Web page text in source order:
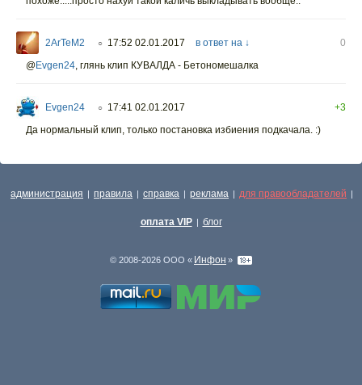
2ArTeM2 ○ 17:52 02.01.2017 в ответ на ↓
0
@Evgen24 глянь клип КУВАЛДА - Бетономешалка
Evgen24 ○ 17:41 02.01.2017
+3
Да нормальный клип, только постановка избиения подкачала. :)
администрация | правила | справка | реклама | для правообладателей |
оплата VIP | блог
© 2008-2026 ООО « Инфон »